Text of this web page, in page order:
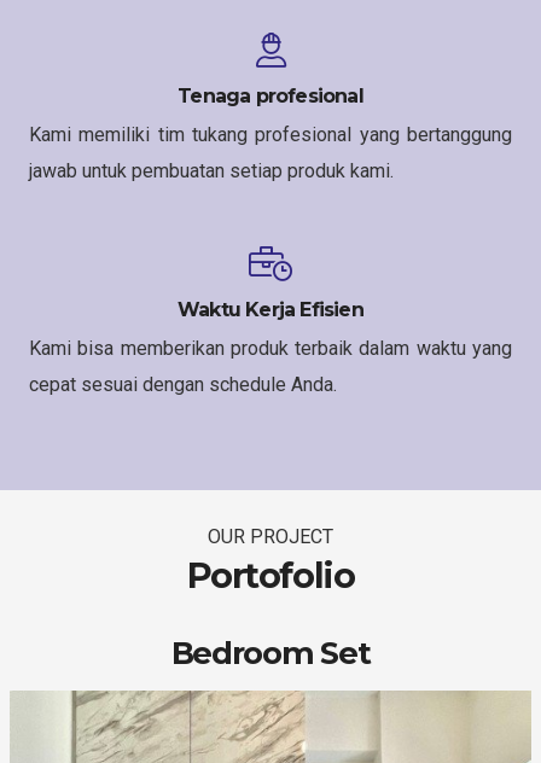
Tenaga profesional
Kami memiliki tim tukang profesional yang bertanggung
jawab untuk pembuatan setiap produk kami.
Waktu Kerja Efisien
Kami bisa memberikan produk terbaik dalam waktu yang
cepat sesuai dengan schedule Anda.
OUR PROJECT
Portofolio
Bedroom Set